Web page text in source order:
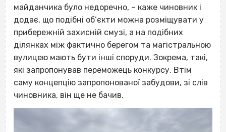
майданчика було недоречно, – каже чиновник і
додає, що подібні об’єкти можна розміщувати у
прибережній захисній смузі, а на подібних
ділянках між фактично берегом та магістральною
вулицею мають бути інші споруди. Зокрема, такі,
які запропонував переможець конкурсу. Втім
саму концепцію запропонованої забудови, зі слів
чиновника, він ще не бачив.